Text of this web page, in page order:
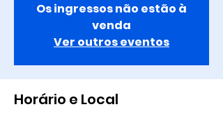
Os ingressos não estão à
venda
Ver outros eventos
Horário e Local